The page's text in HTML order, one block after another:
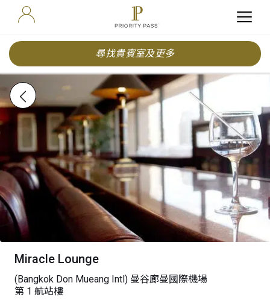
尋找貴賓室及更多
Miracle Lounge
(Bangkok Don Mueang Intl) 曼谷廊曼國際機場
第 1 航站樓